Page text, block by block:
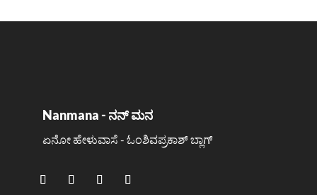
Nanmana - ನನ್ ಮನ
ಏನೋ ಹೇಳುವಾಸೆ - ಓಂಶಿವಪ್ರಕಾಶ್ ಬ್ಲಾಗ್